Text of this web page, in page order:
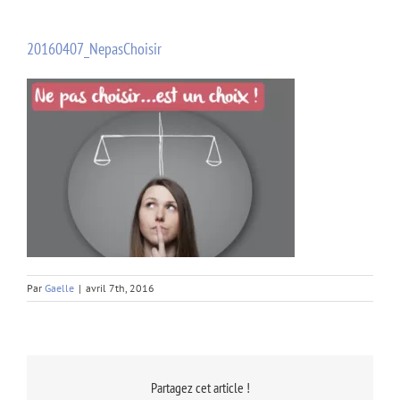
20160407_NepasChoisir
Par Gaelle | avril 7th, 2016
Partagez cet article !